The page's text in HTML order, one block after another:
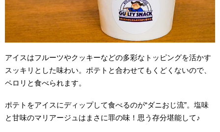
アイスはフルーツやクッキーなどの多彩なトッピングを活かす
スッキリとした味わい。ポテトと合わせてもくどくないので、
ペロリと食べられます。
ポテトをアイスにディップして食べるのが“ダニおじ流”。塩味
と甘味のマリアージュはまさに罪の味！思う存分堪能して♪